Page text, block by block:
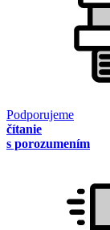
Podporujeme
čítanie
s porozumením